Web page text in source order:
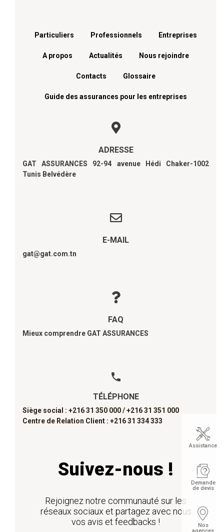
Menu footer
Particuliers Professionnels Entreprises
A propos Actualités Nous rejoindre
Contacts Glossaire
Guide des assurances pour les entreprises
ADRESSE
GAT ASSURANCES 92-94 avenue Hédi Chaker-1002
Tunis Belvédère
E-MAIL
gat@gat.com.tn
FAQ
Mieux comprendre GAT ASSURANCES
TÉLÉPHONE
Siège social : +216 31 350 000 /+216 31 351 000
Centre de Relation Client : +216 31 334 333
Suivez-nous !
Rejoignez notre communauté sur les
réseaux sociaux et partagez avec nous
vos avis et feedbacks !
Assistance
Demande
de devis
Nos
agences